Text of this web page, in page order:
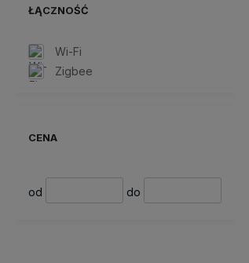
ŁĄCZNOŚĆ
Wi-Fi
Zigbee
CENA
od do